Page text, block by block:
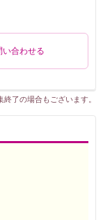
い合わせる
了の場合もございます。